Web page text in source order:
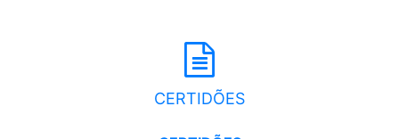
CERTIDÕES